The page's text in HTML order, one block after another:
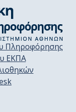
Πληροφόρησης
ΕΚΠΑ